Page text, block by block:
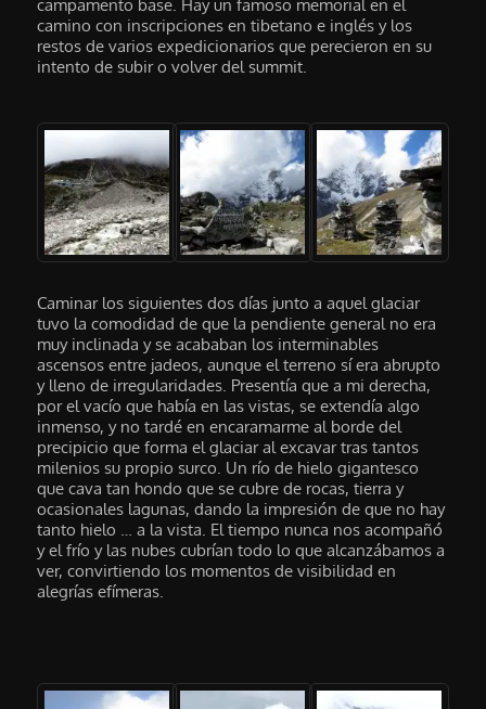
campamento base. Hay un famoso memorial en el
camino con inscripciones en tibetano e inglés y los
restos de varios expedicionarios que perecieron en su
intento de subir o volver del summit.
Caminar los siguientes dos días junto a aquel glaciar
tuvo la comodidad de que la pendiente general no era
muy inclinada y se acababan los interminables
ascensos entre jadeos, aunque el terreno sí era abrupto
y lleno de irregularidades. Presentía que a mi derecha,
por el vacío que había en las vistas, se extendía algo
inmenso, y no tardé en encaramarme al borde del
precipicio que forma el glaciar al excavar tras tantos
milenios su propio surco. Un río de hielo gigantesco
que cava tan hondo que se cubre de rocas, tierra y
ocasionales lagunas, dando la impresión de que no hay
tanto hielo … a la vista. El tiempo nunca nos acompañó
y el frío y las nubes cubrían todo lo que alcanzábamos a
ver, convirtiendo los momentos de visibilidad en
alegrías efímeras.